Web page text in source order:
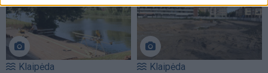
Klaipėda Klaipėda